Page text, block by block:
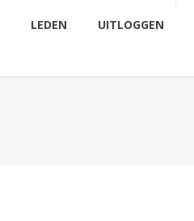
LEDEN UITLOGGEN